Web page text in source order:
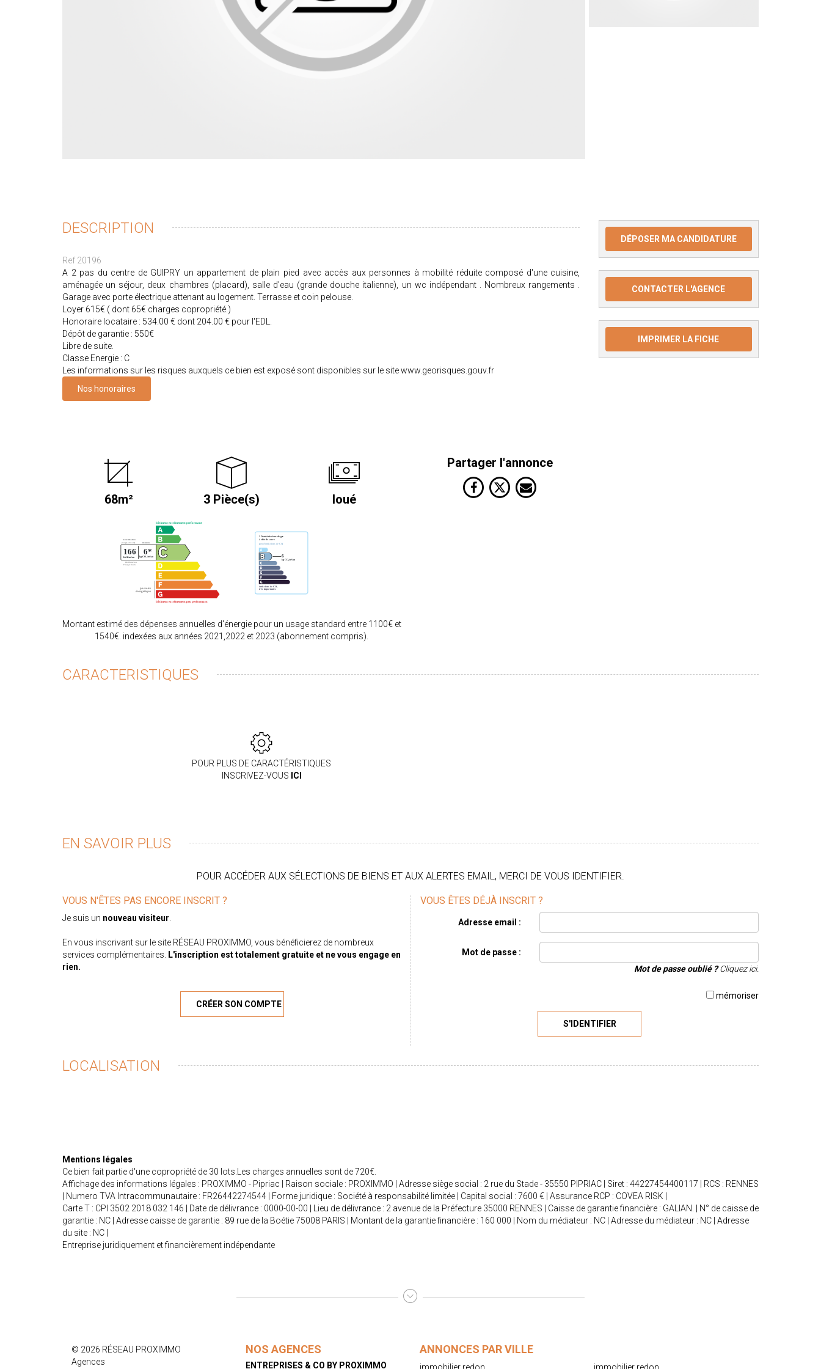
DESCRIPTION
Ref 20196
A 2 pas du centre de GUIPRY un appartement de plain pied avec accès aux personnes à mobilité réduite composé d'une cuisine,
aménagée un séjour, deux chambres (placard), salle d'eau (grande douche italienne), un wc indépendant . Nombreux rangements .
Garage avec porte électrique attenant au logement. Terrasse et coin pelouse.
Loyer 615€ ( dont 65€ charges copropriété.)
Honoraire locataire : 534.00 € dont 204.00 € pour l'EDL.
Dépôt de garantie : 550€
Libre de suite.
Classe Energie : C
Les informations sur les risques auxquels ce bien est exposé sont disponibles sur le site www.georisques.gouv.fr
Nos honoraires
68m² 3 Pièce(s) loué
Montant estimé des dépenses annuelles d'énergie pour un usage standard entre 1100€ et
1540€. indexées aux années 2021,2022 et 2023 (abonnement compris).
Partager l'annonce
DÉPOSER MA CANDIDATURE
CONTACTER L'AGENCE
IMPRIMER LA FICHE
CARACTERISTIQUES
POUR PLUS DE CARACTÉRISTIQUES
INSCRIVEZ-VOUS ICI
EN SAVOIR PLUS
POUR ACCÉDER AUX SÉLECTIONS DE BIENS ET AUX ALERTES EMAIL, MERCI DE VOUS IDENTIFIER.
VOUS N'ÊTES PAS ENCORE INSCRIT ?
Je suis un nouveau visiteur.
En vous inscrivant sur le site RÉSEAU PROXIMMO, vous bénéficierez de nombreux
services complémentaires. L'inscription est totalement gratuite et ne vous engage en
rien.
CRÉER SON COMPTE
VOUS ÊTES DÉJÀ INSCRIT ?
Adresse email :
Mot de passe :
Mot de passe oublié ?Cliquez ici.
mémoriser
S'IDENTIFIER
LOCALISATION
Mentions légales
Ce bien fait partie d'une copropriété de 30 lots.Les charges annuelles sont de 720€.
Affichage des informations légales : PROXIMMO - Pipriac | Raison sociale : PROXIMMO | Adresse siège social : 2 rue du Stade - 35550 PIPRIAC | Siret : 44227454400117 | RCS : RENNES
| Numero TVA Intracommunautaire : FR26442274544 | Forme juridique : Société à responsabilité limitée | Capital social : 7600 € | Assurance RCP : COVEA RISK |
Carte T : CPI 3502 2018 032 146 | Date de délivrance : 0000-00-00 | Lieu de délivrance : 2 avenue de la Préfecture 35000 RENNES | Caisse de garantie financière : GALIAN. | N° de caisse de
garantie : NC | Adresse caisse de garantie : 89 rue de la Boétie 75008 PARIS | Montant de la garantie financière : 160 000 | Nom du médiateur : NC | Adresse du médiateur : NC | Adresse
du site : NC |
Entreprise juridiquement et financièrement indépendante
© 2026 RÉSEAU PROXIMMO
Agences
NOS AGENCES
ENTREPRISES & CO BY PROXIMMO
ANNONCES PAR VILLE